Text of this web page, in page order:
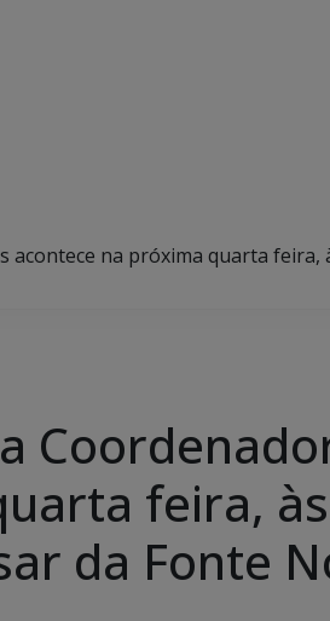
na próxima quarta feira,
feira,
da Fonte